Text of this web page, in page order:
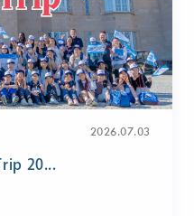
2026.07.03
20...